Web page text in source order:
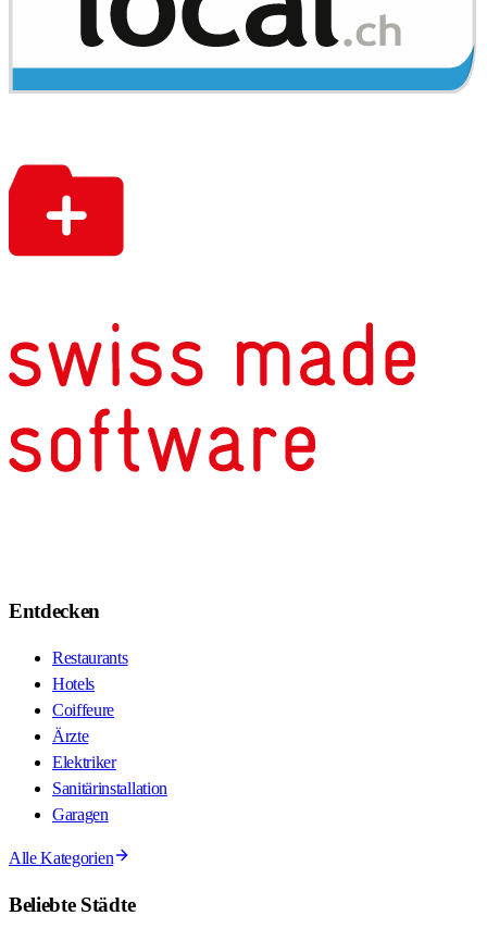
inkl. Gravur
Gravuren (Taufarmbänder
aus Gold oder Silber,
Entdecken
Restaurants
Hotels
Coiffeure
Ärzte
Elektriker
Sanitärinstallation
Garagen
Alle Kategorien
Beliebte Städte